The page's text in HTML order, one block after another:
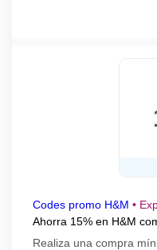
Codes promo H&M •
Ahorra 15% en H&M
Realiza una compra